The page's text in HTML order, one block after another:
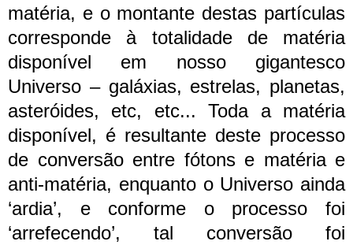
matéria, e o montante destas partículas
corresponde à totalidade de matéria
disponível em nosso gigantesco
Universo – galáxias, estrelas, planetas,
asteróides, etc, etc... Toda a matéria
disponível, é resultante deste processo
de conversão entre fótons e matéria e
anti-matéria, enquanto o Universo ainda
‘ardia’, e conforme o processo foi
‘arrefecendo’, tal conversão foi